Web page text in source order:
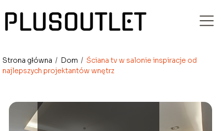
Strona główna / Dom / Ściana tv w salonie inspiracje od
najlepszych projektantów wnętrz